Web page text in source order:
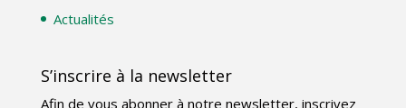
Actualités
S’inscrire à la newsletter
Afin de vous abonner à notre newsletter, inscrivez